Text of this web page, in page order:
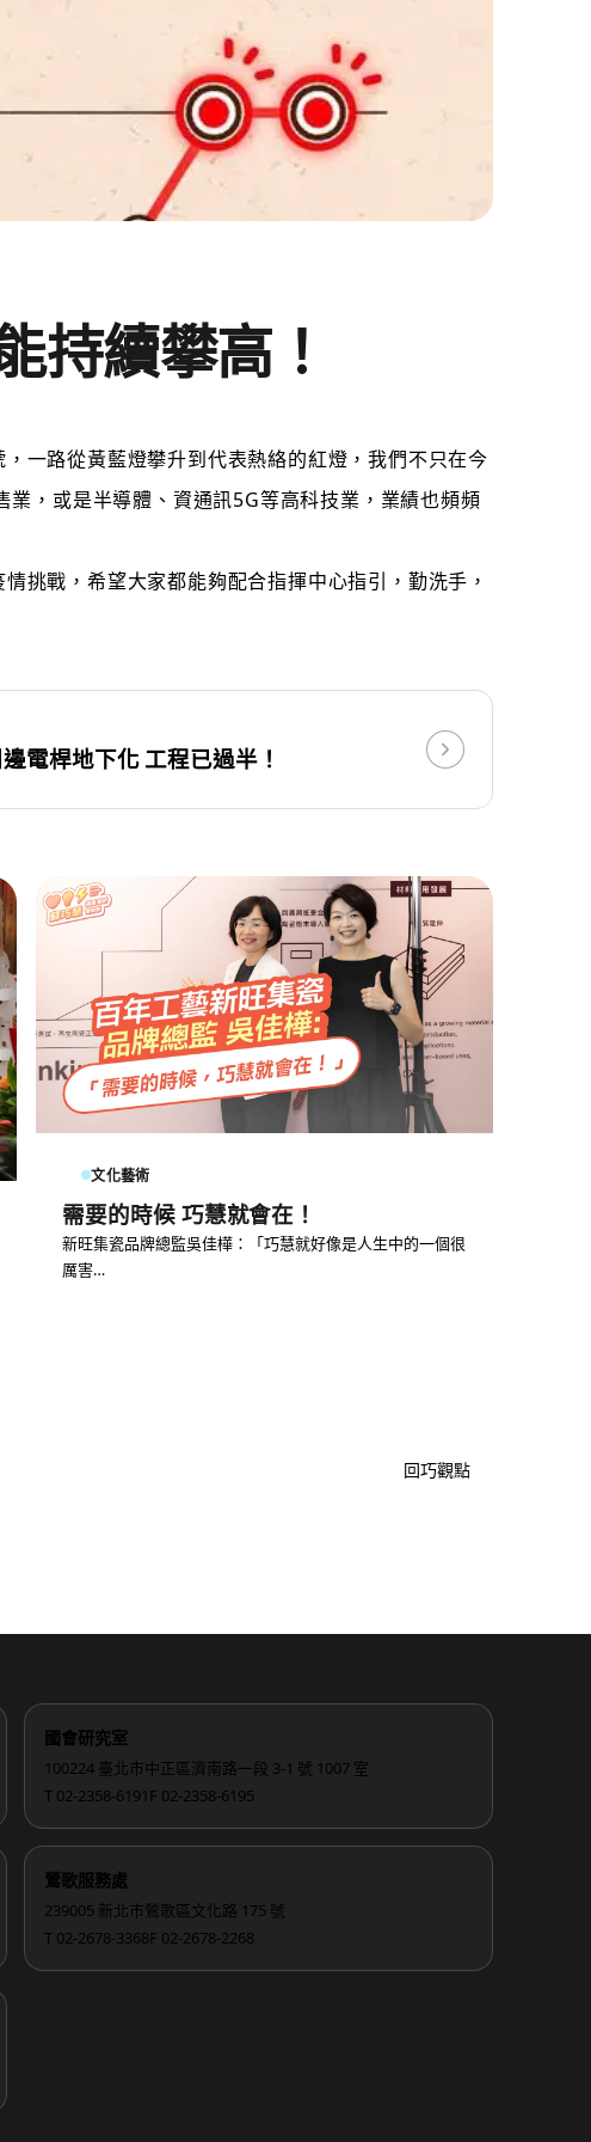
持續攀高！
一路從黃藍燈攀升到代表熱絡的紅燈，我們不只在今
，或是半導體、資通訊5G等高科技業，業績也頻頻
挑戰，希望大家都能夠配合指揮中心指引，勤洗手，
電桿地下化 工程已過半！
文化藝術
需要的時候 巧慧就會在！
新旺集瓷品牌總監吳佳樺：「巧慧就好像是人生中的一個很
厲害…
回巧觀點
國會研究室
100224 臺北市中正區濟南路一段 3-1 號 1007 室
T 02-2358-6191 F 02-2358-6195
鶯歌服務處
239005 新北市鶯歌區文化路 175 號
T 02-2678-3368F 02-2678-2268